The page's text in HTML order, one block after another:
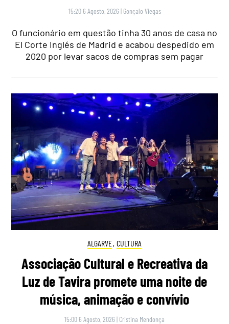
15:20 6 Agosto, 2026 | Gonçalo Viegas
O funcionário em questão tinha 30 anos de casa no
El Corte Inglés de Madrid e acabou despedido em
2020 por levar sacos de compras sem pagar
ALGARVE, CULTURA
Associação Cultural e Recreativa da
Luz de Tavira promete uma noite de
música, animação e convívio
15:00 6 Agosto, 2026 | Cristina Mendonça